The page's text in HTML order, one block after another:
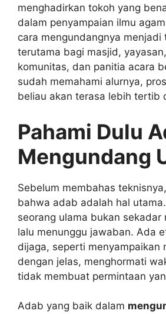
menghadirkan tokoh yang
dalam penyampaian ilmu
cara mengundangnya menjadi
terutama bagi masjid,
komunitas, dan panitia acara
sudah memahami alurnya,
beliau akan terasa lebih tertib
Pahami Dulu
Mengundang
Sebelum membahas
bahwa adab adalah hal
seorang ulama bukan sekadar
lalu menunggu jawaban. Ada
dijaga, seperti menyampaikan
dengan jelas, menghormati
tidak membuat permintaan
Adab yang baik dalam